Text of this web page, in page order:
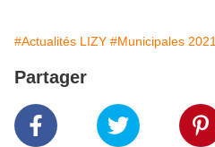
#Actualités LIZY #Municipales 2021
Partager